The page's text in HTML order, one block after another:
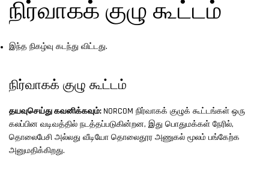
நிர்வாகக் குழு கூட்டம்
இந்த நிகழ்வு கடந்து விட்டது.
நிர்வாகக் குழு கூட்டம்
தயவுசெய்து கவனிக்கவும்: NORCOM நிர்வாகக் குழுக் கூட்டங்கள் ஒரு
கலப்பின வடிவத்தில் நடத்தப்படுகின்றன, இது பொதுமக்கள் நேரில்,
தொலைபேசி அல்லது வீடியோ தொலைதூர அணுகல் மூலம் பங்கேற்க
அனுமதிக்கிறது.